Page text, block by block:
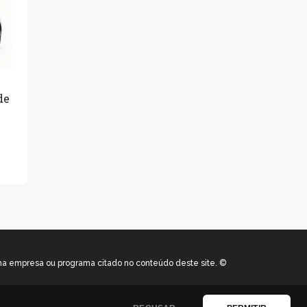
empresa ou programa citado no conteúdo deste site. ©